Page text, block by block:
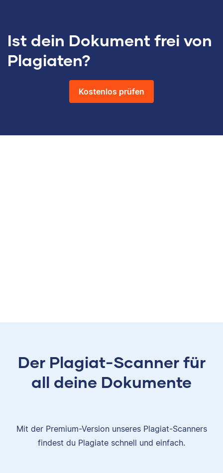
Ist dein Dokument frei von
Plagiaten?
Kostenlos prüfen
Der Plagiat-Scanner für
all deine Dokumente
Mit der Premium-Version unseres Plagiat-Scanners
findest du Plagiate schnell und einfach.